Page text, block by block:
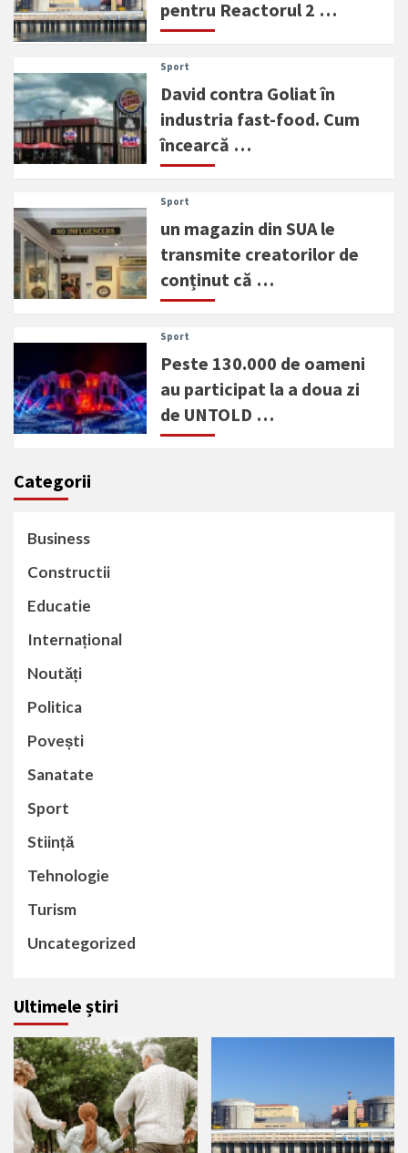
pentru Reactorul 2 …
Sport
David contra Goliat în
industria fast-food. Cum
încearcă …
Sport
un magazin din SUA le
transmite creatorilor de
conținut că …
Sport
Peste 130.000 de oameni
au participat la a doua zi
de UNTOLD …
Categorii
Business
Constructii
Educatie
Internațional
Noutăți
Politica
Povești
Sanatate
Sport
Stiință
Tehnologie
Turism
Uncategorized
Ultimele știri